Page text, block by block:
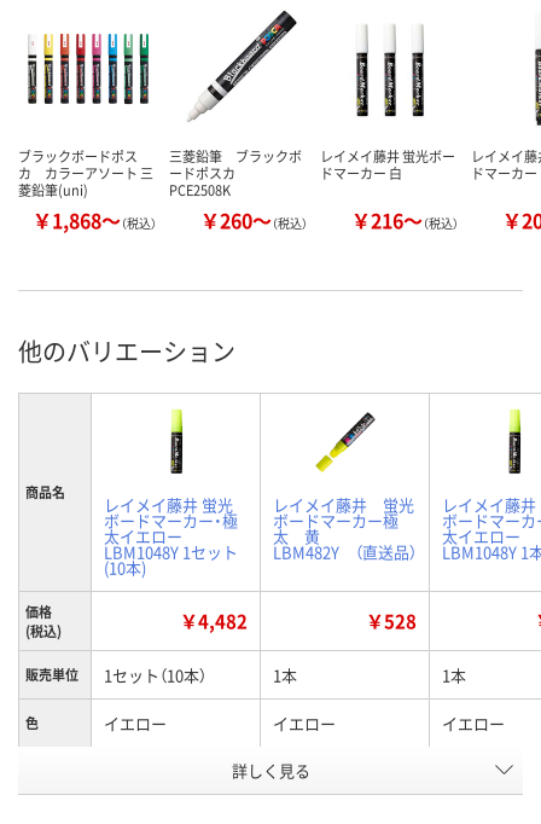
ブラックボードポス
カ カラーアソート 三
菱鉛筆(uni)
￥1,868～（税込）
三菱鉛筆 ブラックボ
ードポスカ
PCE2508K
￥260～（税込）
レイメイ藤井 蛍光ボー
ドマーカー 白
￥216～（税込）
レイメイ
ドマーカー
￥
他のバリエーション
商品名
レイメイ藤井 蛍光
ボードマーカー・極
太イエロー
LBM1048Y 1セット
(10本)
レイメイ藤井 蛍光
ボードマーカー極
太 黄
LBM482Y （直送品）
レイメイ藤井
ボードマーカ
太イエロー
LBM1048Y 1
価格
(税込)
￥4,482 ￥528
販売単位 1セット（10本） 1本 1本
色 イエロー イエロー イエロー
1678637 XA64279
詳しく見る